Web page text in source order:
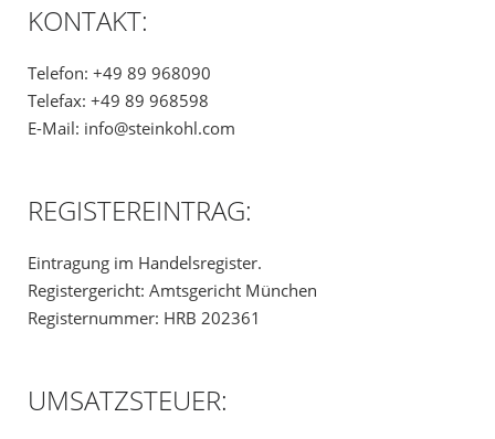
KONTAKT:
Telefon: +49 89 968090
Telefax: +49 89 968598
E-Mail: info@steinkohl.com
REGISTEREINTRAG:
Eintragung im Handelsregister.
Registergericht: Amtsgericht München
Registernummer: HRB 202361
UMSATZSTEUER: